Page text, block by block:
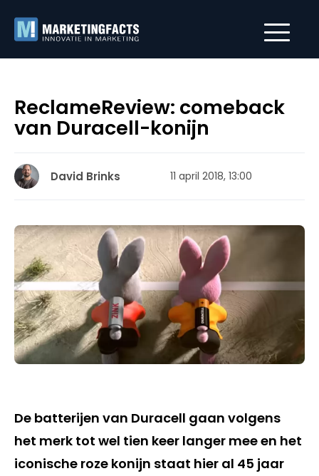
ReclameReview: comeback
van Duracell-konijn
David Brinks 11 april 2018, 13:00
De batterijen van Duracell gaan volgens
het merk tot wel tien keer langer mee en het
iconische roze konijn staat hier al 45 jaar